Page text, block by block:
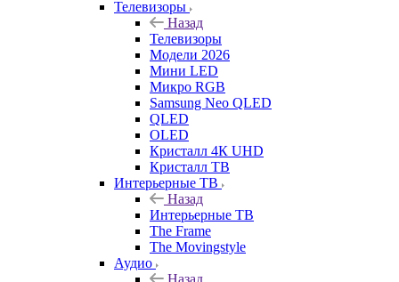
Телевизоры
Назад
Телевизоры
Модели 2026
Мини LED
Микро RGB
Samsung Neo QLED
QLED
OLED
Кристалл 4К UHD
Кристалл ТВ
Интерьерные ТВ
Назад
Интерьерные ТВ
The Frame
The Movingstyle
Аудио
Назад